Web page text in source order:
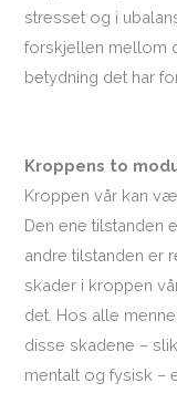
stresset og i
forskjellen mellom
betydning det har
Kroppens to
Kroppen vår kan
Den ene tilstanden
andre tilstanden er
skader i kroppen
det. Hos alle
disse skadene –
mentalt og fysisk –